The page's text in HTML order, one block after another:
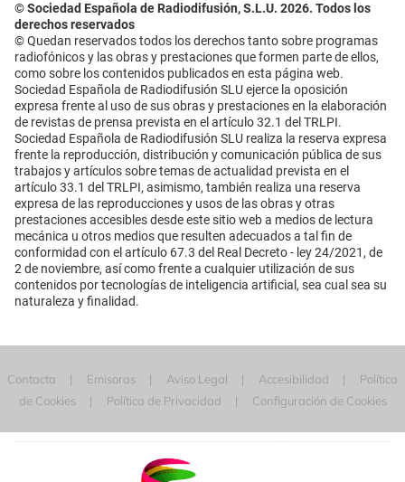
© Sociedad Española de Radiodifusión, S.L.U. 2026. Todos los
derechos reservados
© Quedan reservados todos los derechos tanto sobre programas
radiofónicos y las obras y prestaciones que formen parte de ellos,
como sobre los contenidos publicados en esta página web.
Sociedad Española de Radiodifusión SLU ejerce la oposición
expresa frente al uso de sus obras y prestaciones en la elaboración
de revistas de prensa prevista en el artículo 32.1 del TRLPI.
Sociedad Española de Radiodifusión SLU realiza la reserva expresa
frente la reproducción, distribución y comunicación pública de sus
trabajos y artículos sobre temas de actualidad prevista en el
artículo 33.1 del TRLPI, asimismo, también realiza una reserva
expresa de las reproducciones y usos de las obras y otras
prestaciones accesibles desde este sitio web a medios de lectura
mecánica u otros medios que resulten adecuados a tal fin de
conformidad con el artículo 67.3 del Real Decreto - ley 24/2021, de
2 de noviembre, así como frente a cualquier utilización de sus
contenidos por tecnologías de inteligencia artificial, sea cual sea su
naturaleza y finalidad.
Contacta Emisoras Aviso Legal Accesibilidad
Política
de Cookies
Política de Privacidad Configuración de Cookies